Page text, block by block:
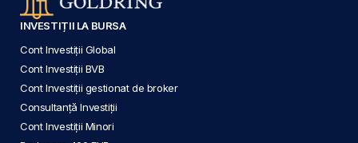
INVESTIȚII LA BURSA
Cont Investiții Global
Cont Investiții BVB
Cont Investiții gestionat de broker
Consultanță Investiții
Cont Investiții Minori